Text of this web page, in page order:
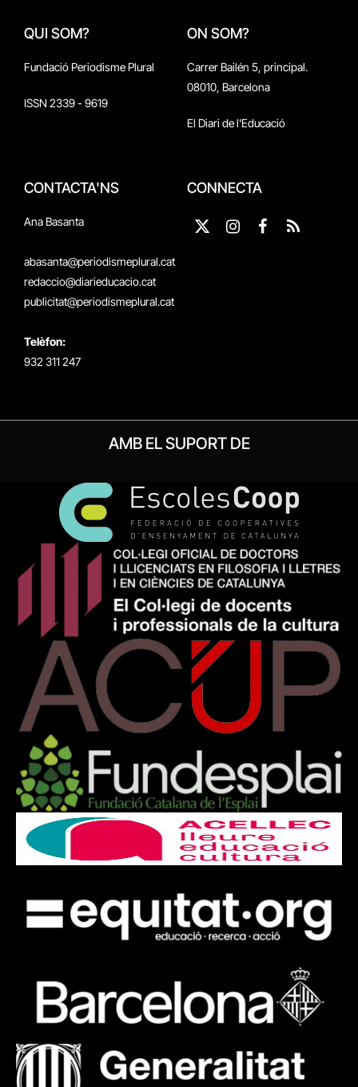
QUI SOM?
Fundació Periodisme Plural
ISSN 2339 - 9619
ON SOM?
Carrer Bailén 5, principal.
08010, Barcelona
El Diari de l'Educació
CONTACTA'NS
Ana Basanta
abasanta@periodismeplural.cat
redaccio@diarieducacio.cat
publicitat@periodismeplural.cat
Telèfon:
932 311 247
CONNECTA
X
Instagram
Facebook
RSS
AMB EL SUPORT DE